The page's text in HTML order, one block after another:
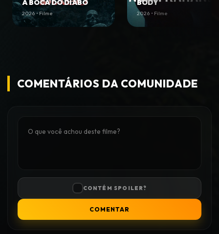
A BOCA DO DIABO
2026 • Filme
BODY
2026 • Filme
COMENTÁRIOS DA COMUNIDADE
CONTÉM SPOILER?
COMENTAR